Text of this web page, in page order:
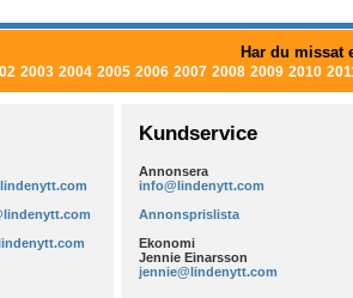
Har du missat
2003 2004 2005 2006 2007 2008 2009 2010
Kundservice
Annonsera
info@lindenytt.com
Annonsprislista
Ekonomi
Jennie Einarsson
jennie@lindenytt.com